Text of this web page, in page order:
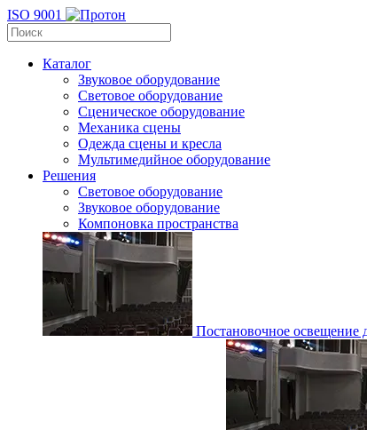
ISO 9001
Каталог
Звуковое оборудование
Световое оборудование
Сценическое оборудование
Механика сцены
Одежда сцены и кресла
Мультимедийное оборудование
Решения
Световое оборудование
Звуковое оборудование
Компоновка пространства
Постановочное освещение